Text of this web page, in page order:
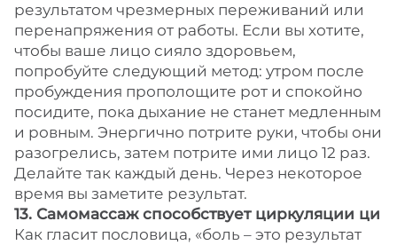
результатом чрезмерных переживаний или
перенапряжения от работы. Если вы хотите,
чтобы ваше лицо сияло здоровьем,
попробуйте следующий метод: утром после
пробуждения прополощите рот и спокойно
посидите, пока дыхание не станет медленным
и ровным. Энергично потрите руки, чтобы они
разогрелись, затем потрите ими лицо 12 раз.
Делайте так каждый день. Через некоторое
время вы заметите результат.
13. Самомассаж способствует циркуляции ци
Как гласит пословица, «боль – это результат